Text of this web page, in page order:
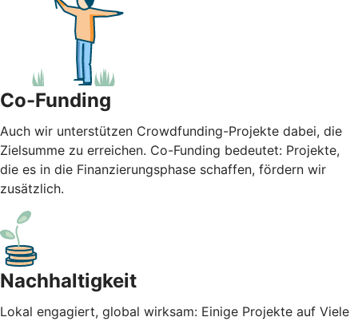
Co-Funding
Auch wir unterstützen Crowdfunding-Projekte dabei, die
Zielsumme zu erreichen. Co-Funding bedeutet: Projekte,
die es in die Finanzierungsphase schaffen, fördern wir
zusätzlich.
Nachhaltigkeit
Lokal engagiert, global wirksam: Einige Projekte auf Viele